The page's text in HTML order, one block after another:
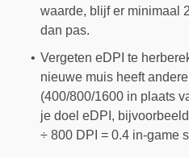
waarde, blijf er minimaal
dan pas.
Vergeten eDPI te
nieuwe muis heeft
(400/800/1600 in plaats
je doel eDPI,
÷ 800 DPI = 0.4 in-game